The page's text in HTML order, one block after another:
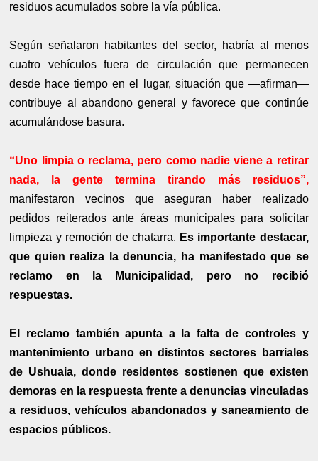
residuos acumulados sobre la vía pública.
Según señalaron habitantes del sector, habría al menos
cuatro vehículos fuera de circulación que permanecen
desde hace tiempo en el lugar, situación que —afirman—
contribuye al abandono general y favorece que continúe
acumulándose basura.
“Uno limpia o reclama, pero como nadie viene a retirar
nada, la gente termina tirando más residuos”,
manifestaron vecinos que aseguran haber realizado
pedidos reiterados ante áreas municipales para solicitar
limpieza y remoción de chatarra. Es importante destacar,
que quien realiza la denuncia, ha manifestado que se
reclamo en la Municipalidad, pero no recibió
respuestas.
El reclamo también apunta a la falta de controles y
mantenimiento urbano en distintos sectores barriales
de Ushuaia, donde residentes sostienen que existen
demoras en la respuesta frente a denuncias vinculadas
a residuos, vehículos abandonados y saneamiento de
espacios públicos.